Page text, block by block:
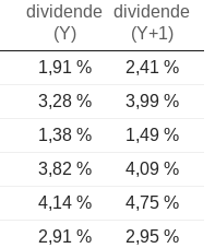
dividende
(Y)
dividende
(Y+1)
1,91 % 2,41 %
3,28 % 3,99 %
1,38 % 1,49 %
3,82 % 4,09 %
4,14 % 4,75 %
2,91 % 2,95 %